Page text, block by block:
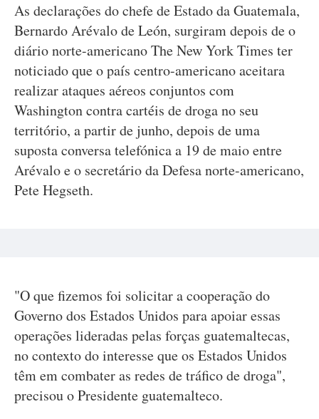
As declarações do chefe de Estado da Guatemala,
Bernardo Arévalo de León, surgiram depois de o
diário norte-americano The New York Times ter
noticiado que o país centro-americano aceitara
realizar ataques aéreos conjuntos com
Washington contra cartéis de droga no seu
território, a partir de junho, depois de uma
suposta conversa telefónica a 19 de maio entre
Arévalo e o secretário da Defesa norte-americano,
Pete Hegseth.
"O que fizemos foi solicitar a cooperação do
Governo dos Estados Unidos para apoiar essas
operações lideradas pelas forças guatemaltecas,
no contexto do interesse que os Estados Unidos
têm em combater as redes de tráfico de droga",
precisou o Presidente guatemalteco.